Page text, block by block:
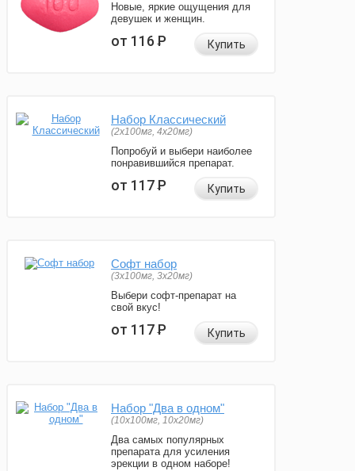
Новые, яркие ощущения для
девушек и женщин.
от 116Р Купить
Набор Классический
(2x100мг, 4x20мг)
Попробуй и выбери наиболее
понравившийся препарат.
от 117Р Купить
Софт набор
(3x100мг, 3x20мг)
Выбери софт-препарат на
свой вкус!
от 117Р Купить
Набор "Два в одном"
(10x100мг, 10x20мг)
Два самых популярных
препарата для усиления
эрекции в одном наборе!